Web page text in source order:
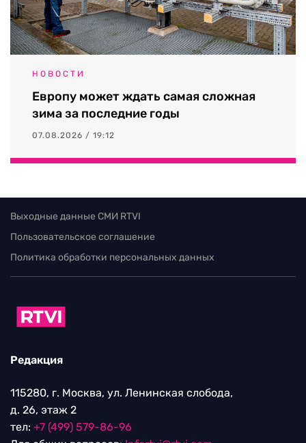
НОВОСТИ
Европу может ждать самая сложная
зима за последние годы
07.08.2026 / 19:12
Выходные данные СМИ RTVI
Пользовательское соглашение
Политика обработки персональных данных
Редакция
115280, г. Москва, ул. Ленинская слобода,
д. 26, этаж 2
тел: +7 (499) 579-86-96